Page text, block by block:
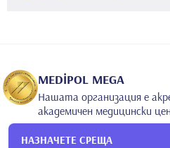
MEDİPOL MEGA
Нашата организация е
академичен медицински
НАЗНАЧЕТЕ СРЕЩА